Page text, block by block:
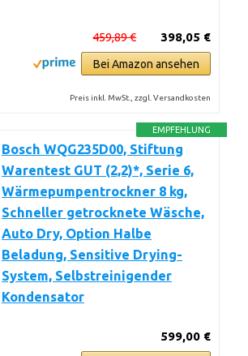
398,05 €
459,89 €
Bei Amazon ansehen
Preis inkl. MwSt., zzgl. Versandkosten
EMPFEHLUNG
Bosch WQG235D00, Stiftung
Warentest GUT (2,2)*, Serie 6,
Wärmepumpentrockner 8 kg,
Schneller getrocknete Wäsche,
Auto Dry, Option Halbe
Beladung, Sensitive Drying-
System, Selbstreinigender
Kondensator
599,00 €